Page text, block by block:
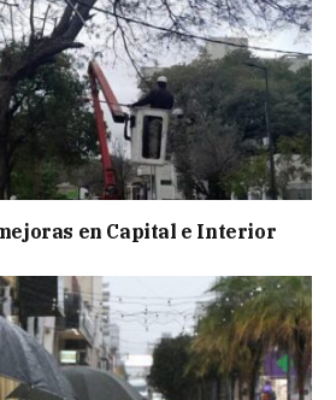
en Capital e Interior